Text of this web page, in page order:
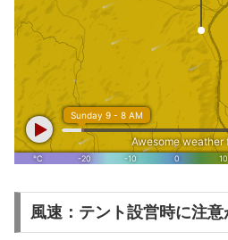
風速：テント設営時に注意